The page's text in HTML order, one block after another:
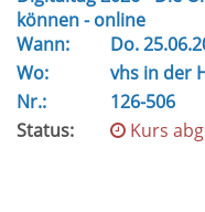
können - online
Wann:
Do.
Wo:
vhs in der
Nr.:
126-506
Status:
Kurs